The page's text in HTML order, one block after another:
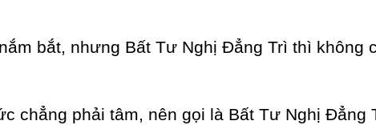
bắt, nhưng Bất Tư Nghị Đẳng Trì thì không
chẳng phải tâm, nên gọi là Bất Tư Nghị